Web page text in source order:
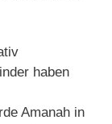
haben
Amanah in